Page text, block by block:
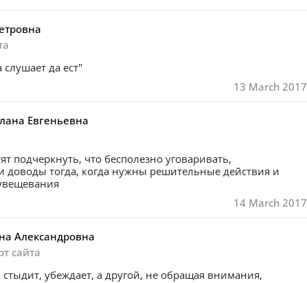
да ест"
13 March 2017
Евгеньевна
подчеркнуть, что бесполезно уговаривать,
доводы тогда, когда нужны решительные действия и
14 March 2017
Александровна
сайта
убеждает, а другой, не обращая внимания,